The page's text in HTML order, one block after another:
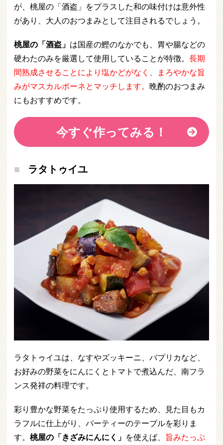
が、桃屋の「酒盗」をプラスした和の味付けは意外性
があり、大人のおつまみとして注目されるでしょう。
桃屋の「酒盗」 は国産の鰹のなかでも、胃や腸などの
硬わたのみを厳選して使用していることが特徴。 長期
間熟成させることにより塩かどがなく、まろやかな旨
みがマスカルポーネとマッチします。 晩酌のおつまみ
にもおすすめです。
今すぐ作ってみる！
ラタトゥイユ
ラタトゥイユは、なすやズッキーニ、パプリカなど、
お好みの野菜をにんにくとトマトで煮込んだ、南フラ
ンス発祥の料理です。
彩り豊かな野菜をたっぷり使用するため、見た目もカ
ラフルに仕上がり、パーティーのテーブルを彩りま
す。 桃屋の「きざみにんにく」 を使えば、 旨みたっぷ